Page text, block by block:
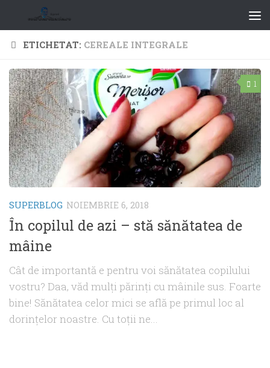
ETICHETAT: CEREALE INTEGRALE
1
SUPERBLOG NOIEMBRIE 6, 2018
În copilul de azi – stă sănătatea de
mâine
Cât de importantă e pentru voi sănătatea copilului
vostru? Daa, văd mulţi părinţi cu mâinile sus. Foarte
bine! Sănătatea celor mici se află pe primul loc al
dorinţelor noastre. Cu toţii ne...